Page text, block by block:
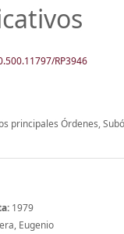
RP3946
principales Órdenes,
1979
Eugenio